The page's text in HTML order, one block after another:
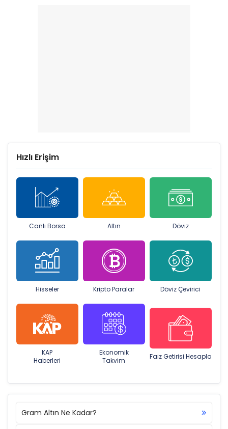
Hızlı Erişim
Canlı Borsa Altın Döviz
Hisseler Kripto Paralar Döviz Çevirici
KAP
Haberleri
Ekonomik
Takvim
Faiz Getirisi Hesapla
Gram Altın Ne Kadar?